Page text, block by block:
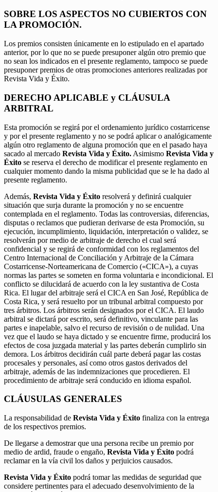
SOBRE LOS ASPECTOS NO CUBIERTOS CON
LA PROMOCIÓN.
Los premios consisten únicamente en lo estipulado en el apartado
anterior, por lo que no se puede presuponer algún otro premio que
no sean los indicados en el presente reglamento, tampoco se puede
presuponer premios de otras promociones anteriores realizadas por
Revista Vida y Éxito.
DERECHO APLICABLE y CLÁUSULA
ARBITRAL
Esta promoción se regirá por el ordenamiento jurídico costarricense
y por el presente reglamento y no se podrá aplicar o analógicamente
algún otro reglamento de alguna promoción que en el pasado haya
sacado al mercado Revista Vida y Éxito. Asimismo Revista Vida y
Éxito se reserva el derecho de modificar el presente reglamento en
cualquier momento dando la misma publicidad que se le ha dado al
presente reglamento.
Además, Revista Vida y Éxito resolverá y definirá cualquier
situación que surja durante la promoción y no se encuentre
contemplada en el reglamento. Todas las controversias, diferencias,
disputas o reclamos que pudieran derivarse de esta Promoción, su
ejecución, incumplimiento, liquidación, interpretación o validez, se
resolverán por medio de arbitraje de derecho el cual será
confidencial y se regirá de conformidad con los reglamentos del
Centro Internacional de Conciliación y Arbitraje de la Cámara
Costarricense-Norteamericana de Comercio («CICA»), a cuyas
normas las partes se someten en forma voluntaria e incondicional. El
conflicto se dilucidará de acuerdo con la ley sustantiva de Costa
Rica. El lugar del arbitraje será el CICA en San José, República de
Costa Rica, y será resuelto por un tribunal arbitral compuesto por
tres árbitros. Los árbitros serán designados por el CICA. El laudo
arbitral se dictará por escrito, será definitivo, vinculante para las
partes e inapelable, salvo el recurso de revisión o de nulidad. Una
vez que el laudo se haya dictado y se encuentre firme, producirá los
efectos de cosa juzgada material y las partes deberán cumplirlo sin
demora. Los árbitros decidirán cuál parte deberá pagar las costas
procesales y personales, así como otros gastos derivados del
arbitraje, además de las indemnizaciones que procedieren. El
procedimiento de arbitraje será conducido en idioma español.
CLÁUSULAS GENERALES
La responsabilidad de Revista Vida y Éxito finaliza con la entrega
de los respectivos premios.
De llegarse a demostrar que una persona recibe un premio por
medio de ardid, fraude o engaño, Revista Vida y Éxito podrá
reclamar en la vía civil los daños y perjuicios causados.
Revista Vida y Éxito podrá tomar las medidas de seguridad que
considere pertinentes para el adecuado desenvolvimiento de la